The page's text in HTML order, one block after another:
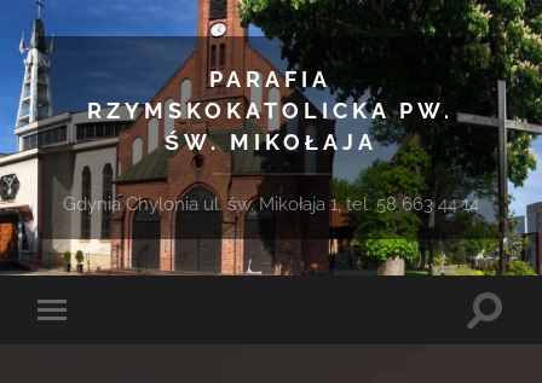
PARAFIA
RZYMSKOKATOLICKA PW.
ŚW. MIKOŁAJA
Gdynia Chylonia ul. św. Mikołaja 1, tel. 58 663 44 14
Toggle
Toggle